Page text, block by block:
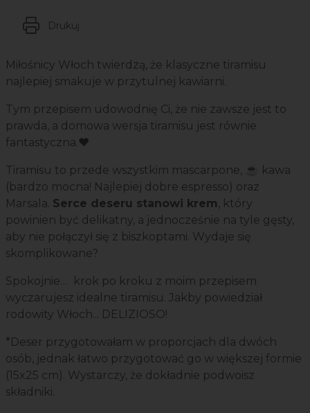
Drukuj
Miłośnicy Włoch twierdzą, że klasyczne tiramisu
najlepiej smakuje w przytulnej kawiarni.
Tym przepisem udowodnię Ci, że nie zawsze jest to
prawda, a domowa wersja tiramisu jest równie
fantastyczna.❤️
Tiramisu to przede wszystkim mascarpone, ☕ kawa
(bardzo mocna! Najlepiej dobre espresso) oraz
Marsala. Serce deseru stanowi krem, który
powinien być delikatny, a jednocześnie na tyle gęsty,
aby nie połączył się z biszkoptami. Wydaje się
skomplikowane?
Spokojnie… krok po kroku z moim przepisem
wyczarujesz idealne tiramisu. Jakby powiedział
rodowity Włoch... DELIZIOSO!
*Deser przygotowałam w proporcjach dla dwóch
osób, jednak łatwo przygotować go w większej formie
(15x25 cm). Wystarczy, że dokładnie podwoisz
składniki.